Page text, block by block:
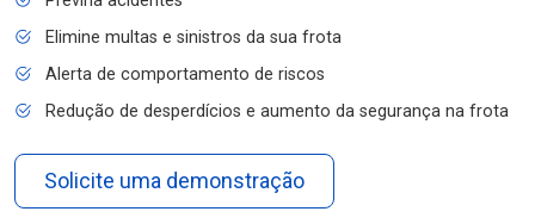
Elimine multas e sinistros da sua frota
Alerta de comportamento de riscos
Redução de desperdícios e aumento da segurança na frota
Solicite uma demonstração